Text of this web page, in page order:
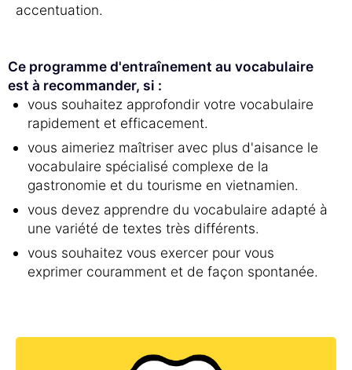
accentuation.
Ce programme d'entraînement au vocabulaire
est à recommander, si :
vous souhaitez approfondir votre vocabulaire
rapidement et efficacement.
vous aimeriez maîtriser avec plus d'aisance le
vocabulaire spécialisé complexe de la
gastronomie et du tourisme en vietnamien.
vous devez apprendre du vocabulaire adapté à
une variété de textes très différents.
vous souhaitez vous exercer pour vous
exprimer couramment et de façon spontanée.